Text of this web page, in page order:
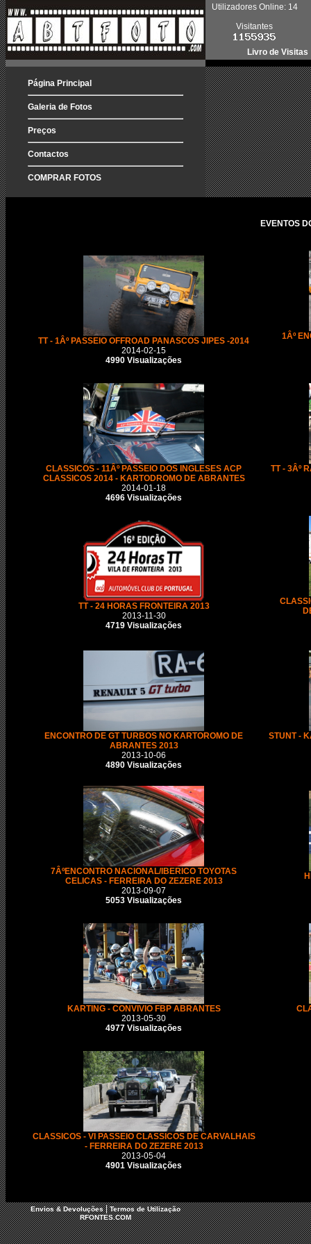
Utilizadores Online: 14
Visitantes
Livro de Visitas
Página Principal
Galeria de Fotos
Preços
Contactos
COMPRAR FOTOS
EVENTOS
TT - 1Âº PASSEIO OFFROAD PANASCOS JIPES -2014
2014-02-15
4990 Visualizações
1Âº
CLASSICOS - 11Âº PASSEIO DOS INGLESES ACP
CLASSICOS 2014 - KARTODROMO DE ABRANTES
2014-01-18
4696 Visualizações
TT - 3Âº
TT - 24 HORAS FRONTEIRA 2013
2013-11-30
4719 Visualizações
ENCONTRO DE GT TURBOS NO KARTOROMO DE
ABRANTES 2013
2013-10-06
4890 Visualizações
STUNT -
7ÂºENCONTRO NACIONAL/IBERICO TOYOTAS
CELICAS - FERREIRA DO ZEZERE 2013
2013-09-07
5053 Visualizações
KARTING - CONVIVIO FBP ABRANTES
2013-05-30
4977 Visualizações
CLASSICOS - VI PASSEIO CLASSICOS DE CARVALHAIS
- FERREIRA DO ZEZERE 2013
2013-05-04
4901 Visualizações
Envios & Devoluções|Termos de Utilização
RFONTES.COM